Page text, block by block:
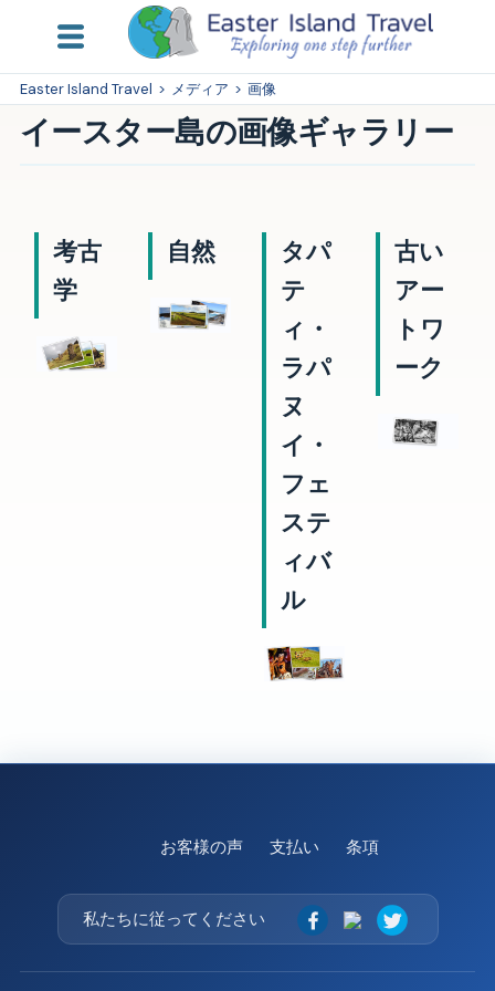
Easter Island Travel > メディア > 画像
イースター島の画像ギャラリー
考古
学
自然
タパ
テ
ィ・
ラパ
ヌ
イ・
フェ
ステ
ィバ
ル
古い
アー
トワ
ーク
お客様の声 支払い 条項
私たちに従ってください